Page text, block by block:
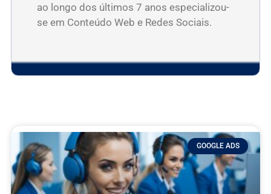
ao longo dos últimos 7 anos especializou-
se em Conteúdo Web e Redes Sociais.
GOOGLE ADS